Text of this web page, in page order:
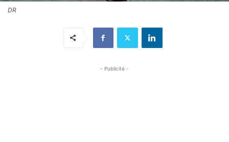
DR
- Publicité -